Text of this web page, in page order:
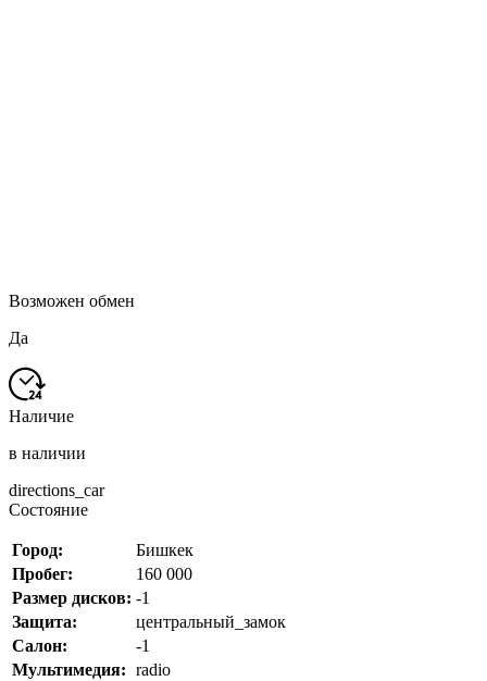
Возможен обмен
Да
Наличие
в наличии
directions_car
Состояние
Город:
Бишкек
Пробег:
160 000
Размер дисков: -1
Защита:
центральный_замок
Салон:
-1
Мультимедия: radio